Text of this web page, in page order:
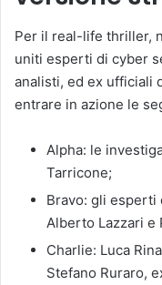
Per il real-life thriller,
uniti esperti di cyber
analisti, ed ex ufficiali
entrare in azione le
Alpha: le
Tarricone;
Bravo: gli esperti
Alberto Lazzari e
Charlie: Luca
Stefano Ruraro,